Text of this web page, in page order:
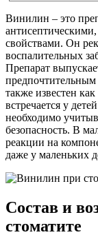
Винилин – это
свойствами. Он
воспалительных
Препарат
предпочтительным
также известен
встречается у
необходимо
безопасность. В
реакции на
даже у маленьких
Состав и
стоматите